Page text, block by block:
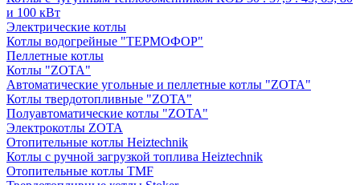
и 100 кВт
Электрические котлы
Котлы водогрейные "ТЕРМОФОР"
Пеллетные котлы
Котлы "ZOTA"
Автоматические угольные и пеллетные котлы "ZOTA"
Котлы твердотопливные "ZOTA"
Полуавтоматические котлы "ZOTA"
Электрокотлы ZOTA
Отопительные котлы Heiztechnik
Котлы с ручной загрузкой топлива Heiztechnik
Отопительные котлы TMF